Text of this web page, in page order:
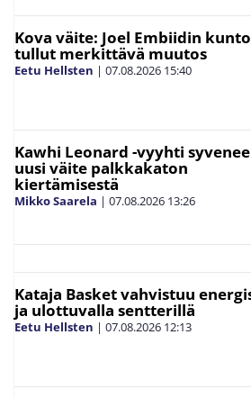
Kova väite: Joel Embiidin
tullut merkittävä muutos
Eetu Hellsten | 07.08.2026 15:40
Kawhi Leonard -vyyhti syvenee
uusi väite palkkakaton
kiertämisestä
Mikko Saarela | 07.08.2026 13:26
Kataja Basket vahvistuu
ja ulottuvalla sentterillä
Eetu Hellsten | 07.08.2026 12:13